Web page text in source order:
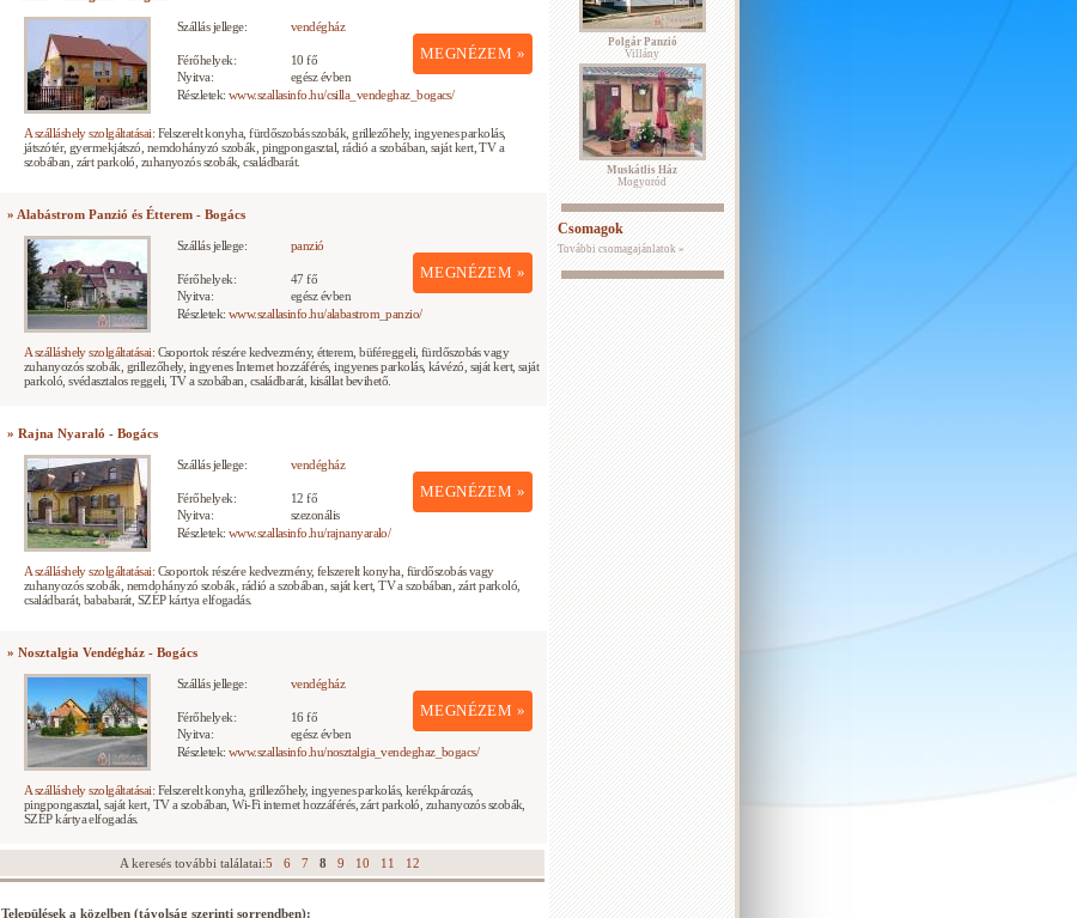
Szállás jellege: vendégház
MEGNÉZEM »
Férőhelyek:
10 fő
Nyitva:
egész évben
Részletek: www.szallasinfo.hu/csilla_vendeghaz_bogacs/
A szálláshely szolgáltatásai: Felszerelt konyha, fürdőszobás szobák, grillezőhely, ingyenes parkolás,
játszótér, gyermekjátszó, nemdohányzó szobák, pingpongasztal, rádió a szobában, saját kert, TV a
szobában, zárt parkoló, zuhanyozós szobák, családbarát.
» Alabástrom Panzió és Étterem - Bogács
Szállás jellege: panzió
MEGNÉZEM »
Férőhelyek:
47 fő
Nyitva:
egész évben
Részletek: www.szallasinfo.hu/alabastrom_panzio/
A szálláshely szolgáltatásai: Csoportok részére kedvezmény, étterem, büféreggeli, fürdőszobás vagy
zuhanyozós szobák, grillezőhely, ingyenes Internet hozzáférés, ingyenes parkolás, kávézó, saját kert, saját
parkoló, svédasztalos reggeli, TV a szobában, családbarát, kisállat bevihető.
» Rajna Nyaraló - Bogács
Szállás jellege: vendégház
MEGNÉZEM »
Férőhelyek:
12 fő
Nyitva:
szezonális
Részletek: www.szallasinfo.hu/rajnanyaralo/
A szálláshely szolgáltatásai: Csoportok részére kedvezmény, felszerelt konyha, fürdőszobás vagy
zuhanyozós szobák, nemdohányzó szobák, rádió a szobában, saját kert, TV a szobában, zárt parkoló,
családbarát, bababarát, SZÉP kártya elfogadás.
» Nosztalgia Vendégház - Bogács
Szállás jellege: vendégház
MEGNÉZEM »
Férőhelyek:
16 fő
Nyitva:
egész évben
Részletek: www.szallasinfo.hu/nosztalgia_vendeghaz_bogacs/
A szálláshely szolgáltatásai: Felszerelt konyha, grillezőhely, ingyenes parkolás, kerékpározás,
pingpongasztal, saját kert, TV a szobában, Wi-Fi internet hozzáférés, zárt parkoló, zuhanyozós szobák,
SZÉP kártya elfogadás.
A keresés további találatai:5 6 7 8 9 10 11 12
Települések a közelben (távolság szerinti sorrendben):
Polgár Panzió
Villány
Muskátlis Ház
Mogyoród
Csomagok
További csomagajánlatok »